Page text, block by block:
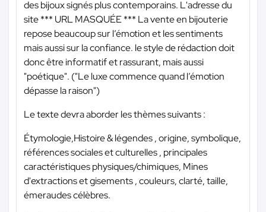
des bijoux signés plus contemporains. L'adresse du
site*** URL MASQUÉE *** La vente en bijouterie
repose beaucoup sur l’émotion et les sentiments
mais aussi sur la confiance. le style de rédaction doit
donc être informatif et rassurant, mais aussi
"poétique". ("Le luxe commence quand l’émotion
dépasse la raison")
Le texte devra aborder les thèmes suivants :
Étymologie,Histoire & légendes , origine, symbolique,
références sociales et culturelles , principales
caractéristiques physiques/chimiques, Mines
d'extractions et gisements , couleurs, clarté, taille,
émeraudes célèbres.